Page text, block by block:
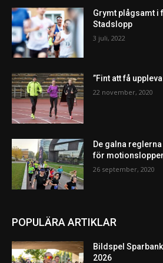
Grymt plågsamt i
Stadslopp
3 juli, 2022
”Fint att få
22 november, 2020
De galna
för
26 september, 2020
POPULÄRA ARTIKLAR
Bildspel
2026